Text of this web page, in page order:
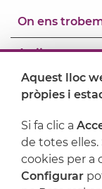
On ens
Artijoc
Suport
Aquest lloc
pròpies i
Si fa clic a
de totes elles.
cookies per a
Configurar